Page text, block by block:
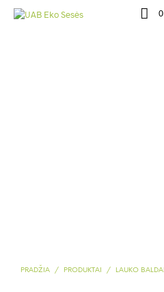
0
PRADŽIA / PRODUKTAI / LAUKO BALDAI